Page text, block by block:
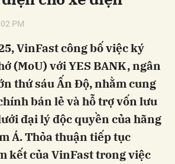
PM
VinFast công bố việc ký
(MoU) với YES BANK, ngân
thứ sáu Ấn Độ, nhằm cung
bán lẻ và hỗ trợ vốn lưu
đại lý độc quyền của hãng
Á. Thỏa thuận tiếp tục
kết của VinFast trong việc